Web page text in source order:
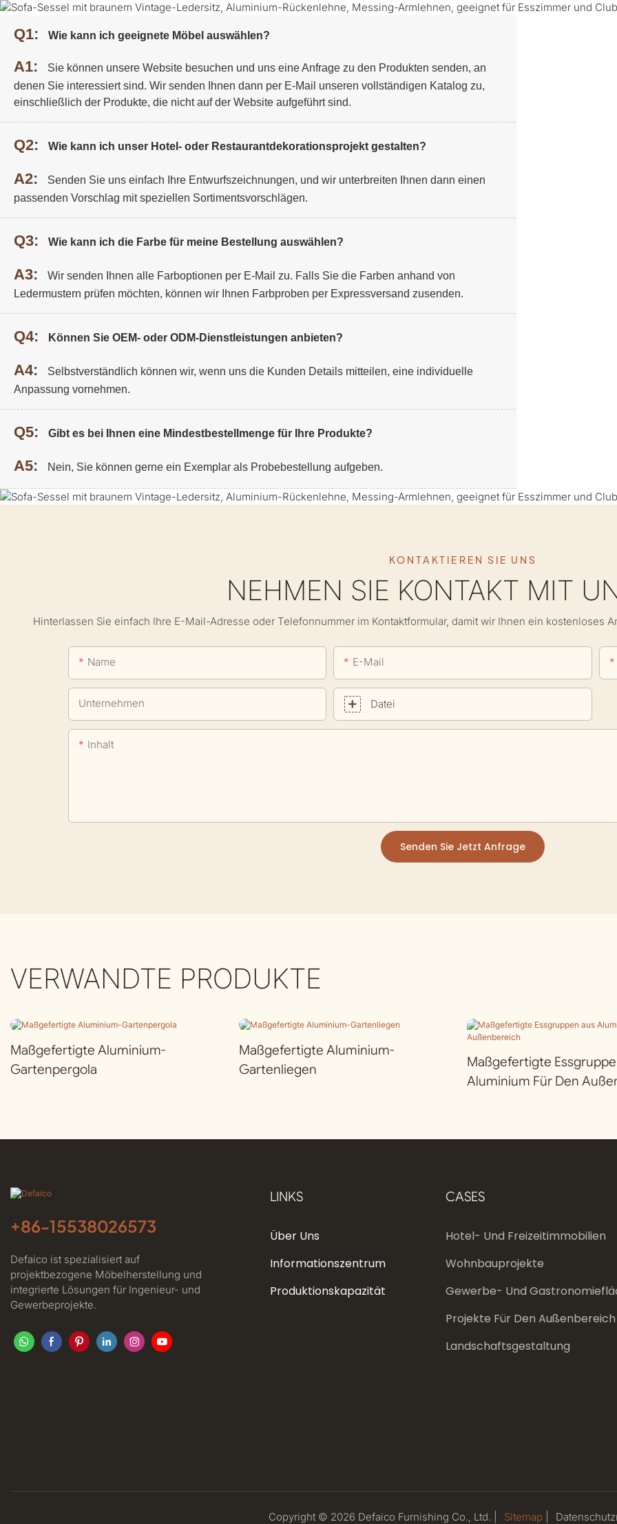
Q1: Wie kann ich geeignete Möbel auswählen?
A1:
Sie können unsere Website besuchen und uns eine Anfrage zu den Produkten senden, an
denen Sie interessiert sind. Wir senden Ihnen dann per E-Mail unseren vollständigen Katalog zu,
einschließlich der Produkte, die nicht auf der Website aufgeführt sind.
Q2: Wie kann ich unser Hotel- oder Restaurantdekorationsprojekt gestalten?
A2:
Senden Sie uns einfach Ihre Entwurfszeichnungen, und wir unterbreiten Ihnen dann einen
passenden Vorschlag mit speziellen Sortimentsvorschlägen.
Q3: Wie kann ich die Farbe für meine Bestellung auswählen?
A3:
Wir senden Ihnen alle Farboptionen per E-Mail zu. Falls Sie die Farben anhand von
Ledermustern prüfen möchten, können wir Ihnen Farbproben per Expressversand zusenden.
Q4: Können Sie OEM- oder ODM-Dienstleistungen anbieten?
A4:
Selbstverständlich können wir, wenn uns die Kunden Details mitteilen, eine individuelle
Anpassung vornehmen.
Q5: Gibt es bei Ihnen eine Mindestbestellmenge für Ihre Produkte?
A5: Nein, Sie können gerne ein Exemplar als Probebestellung aufgeben.
KONTAKTIEREN SIE UNS
NEHMEN SIE KONTAKT MIT
Hinterlassen Sie einfach Ihre E-Mail-Adresse oder Telefonnummer im Kontaktformular, damit wir Ihnen ein kostenloses
Name E-Mail
Unternehmen Datei
Inhalt
Senden Sie Jetzt Anfrage
VERWANDTE PRODUKTE
Maßgefertigte Aluminium-
Gartenpergola
Maßgefertigte Aluminium-
Gartenliegen
Maßgefertigte
Aluminium Für Den
+86-15538026573
Defaico ist spezialisiert auf
projektbezogene Möbelherstellung und
integrierte Lösungen für Ingenieur- und
Gewerbeprojekte.
LINKS
Über Uns
Informationszentrum
Produktionskapazität
CASES
Hotel- Und Freizeitimmobilien
Wohnbauprojekte
Gewerbe- Und
Projekte Für Den Außenbereich
Landschaftsgestaltung
Copyright © 2026 Defaico Furnishing Co., Ltd. | Sitemap